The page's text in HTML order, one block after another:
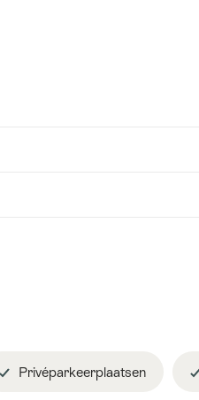
Privéparkeerplaatsen